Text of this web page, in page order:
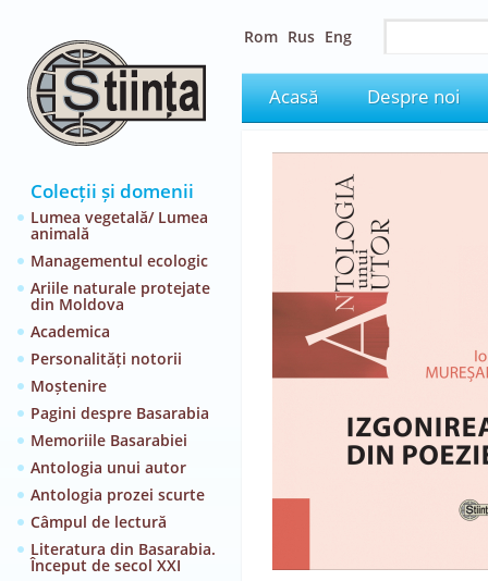
Colecții și domenii
Lumea vegetală/ Lumea
animală
Managementul ecologic
Ariile naturale protejate
din Moldova
Academica
Personalități notorii
Moștenire
Pagini despre Basarabia
Memoriile Basarabiei
Antologia unui autor
Antologia prozei scurte
Câmpul de lectură
Literatura din Basarabia.
Început de secol XXI
Rom Rus Eng
Acasă Despre noi